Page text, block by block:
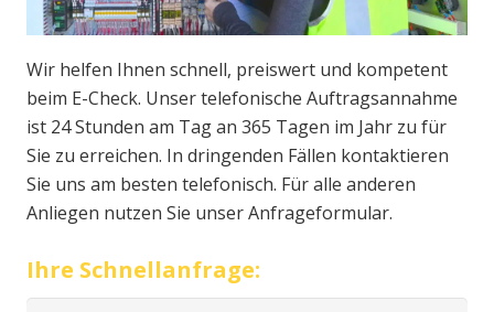
Wir helfen Ihnen schnell, preiswert und kompetent
beim E-Check. Unser telefonische Auftragsannahme
ist 24 Stunden am Tag an 365 Tagen im Jahr zu für
Sie zu erreichen. In dringenden Fällen kontaktieren
Sie uns am besten telefonisch. Für alle anderen
Anliegen nutzen Sie unser Anfrageformular.
Ihre Schnellanfrage: